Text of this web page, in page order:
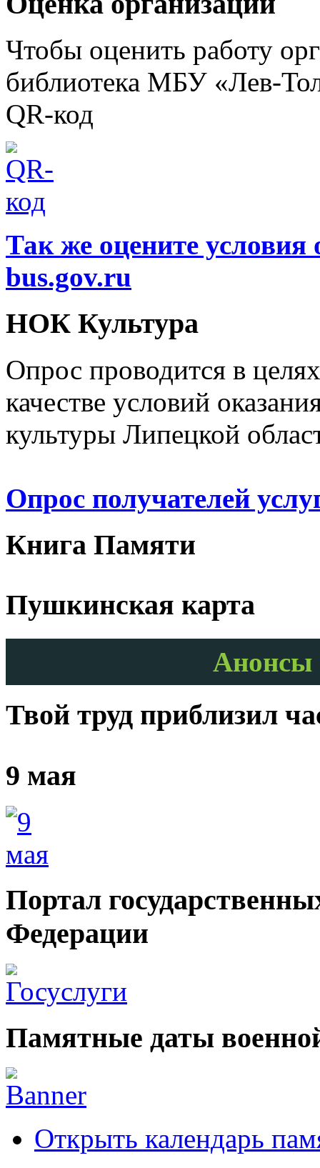
Чтобы оценить работу
библиотека МБУ «Лев-
QR-код
Так же оцените условия
bus.gov.ru
НОК Культура
Опрос проводится в
качестве условий
культуры Липецкой
Опрос получателей
Книга Памяти
Пушкинская карта
Анонсы
Твой труд приблизил
9 мая
Портал
Федерации
Памятные даты
Открыть календарь